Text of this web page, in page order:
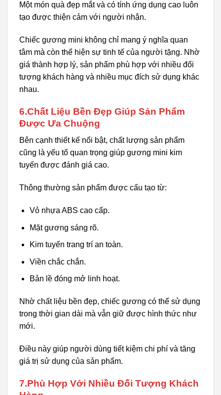
Một món quà đẹp mắt và có tính ứng dụng cao luôn
tạo được thiện cảm với người nhận.
Chiếc gương mini không chỉ mang ý nghĩa quan
tâm mà còn thể hiện sự tinh tế của người tặng. Nhờ
giá thành hợp lý, sản phẩm phù hợp với nhiều đối
tượng khách hàng và nhiều mục đích sử dụng khác
nhau.
6.Chất Liệu Bền Đẹp Giúp Sản Phẩm
Được Ưa Chuộng
Bên cạnh thiết kế nổi bật, chất lượng sản phẩm
cũng là yếu tố quan trọng giúp gương mini kim
tuyến được đánh giá cao.
Thông thường sản phẩm được cấu tạo từ:
Vỏ nhựa ABS cao cấp.
Mặt gương sáng rõ.
Kim tuyến trang trí an toàn.
Viền chắc chắn.
Bản lề đóng mở linh hoạt.
Nhờ chất liệu bền đẹp, chiếc gương có thể sử dụng
trong thời gian dài mà vẫn giữ được hình thức như
mới.
Điều này giúp người dùng tiết kiệm chi phí và tăng
giá trị sử dụng của sản phẩm.
7.Phù Hợp Với Nhiều Đối Tượng Khách